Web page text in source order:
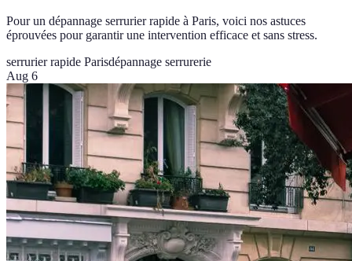
Pour un dépannage serrurier rapide à Paris, voici nos astuces
éprouvées pour garantir une intervention efficace et sans stress.
serrurier rapide Parisdépannage serrurerie
Aug 6